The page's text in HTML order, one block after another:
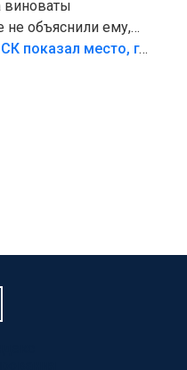
виноваты
не объяснили ему,
что такое плохо!
«Попал на пику»: СК показал место, где был смертельно травмирован ребенок в Тольятти